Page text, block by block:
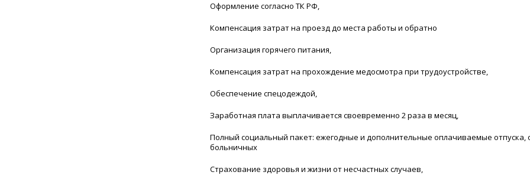
Оформление согласно ТК РФ,
Компенсация затрат на проезд до места работы и обратно
Организация горячего питания,
Компенсация затрат на прохождение медосмотра при трудоустройстве,
Обеспечение спецодеждой,
Заработная плата выплачивается своевременно 2 раза в месяц,
Полный социальный пакет: ежегодные и дополнительные оплачиваемые отпуска,
больничных
Страхование здоровья и жизни от несчастных случаев,